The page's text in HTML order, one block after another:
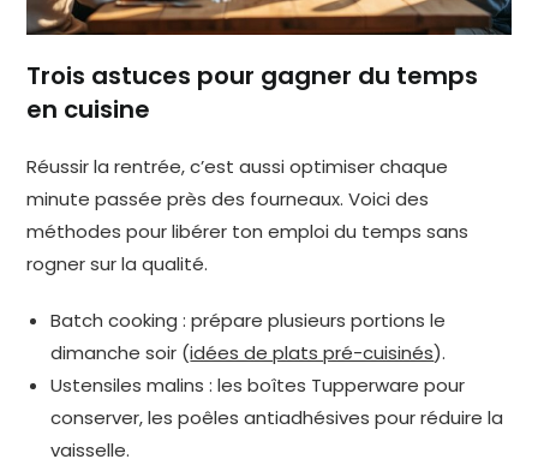
Trois astuces pour gagner du temps
en cuisine
Réussir la rentrée, c’est aussi optimiser chaque
minute passée près des fourneaux. Voici des
méthodes pour libérer ton emploi du temps sans
rogner sur la qualité.
Batch cooking : prépare plusieurs portions le
dimanche soir (idées de plats pré-cuisinés).
Ustensiles malins : les boîtes Tupperware pour
conserver, les poêles antiadhésives pour réduire la
vaisselle.